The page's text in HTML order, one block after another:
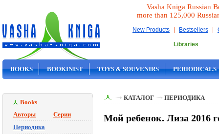
Vasha Kniga Russian
more than 125,000
New Products | Bestsellers |
Libraries
BOOKS BOOKINIST TOYS & SOUVENIRS PERIODICALS
Books
Авторы
Серии
Периодика
КАТАЛОГ ПЕРИОДИКА
Мой ребенок. Лиза 2016